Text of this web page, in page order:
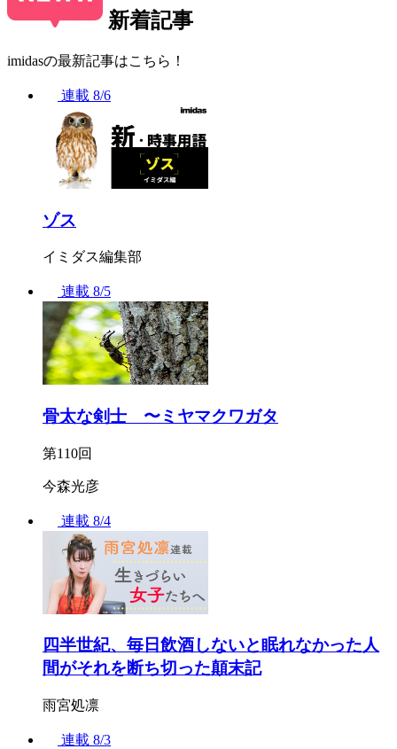
新着記事
imidasの最新記事はこちら！
連載 8/6
ゾス
イミダス編集部
連載 8/5
骨太な剣士 〜ミヤマクワガタ
第110回
今森光彦
連載 8/4
四半世紀、毎日飲酒しないと眠れなかった人
間がそれを断ち切った顛末記
雨宮処凛
連載 8/3